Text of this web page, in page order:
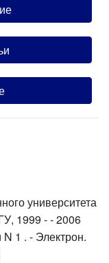
университета
1999 - - 2006
1 . - Электрон.